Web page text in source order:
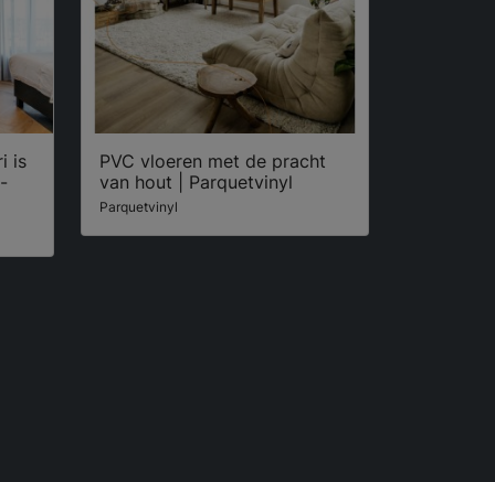
is
PVC vloeren met de pracht
van hout | Parquetvinyl
Parquetvinyl